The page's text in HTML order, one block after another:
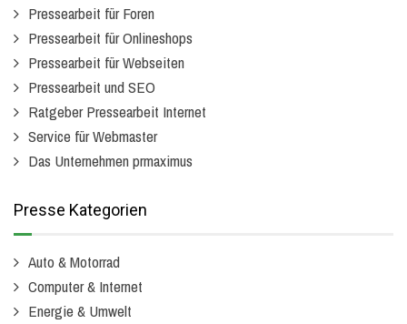
Pressearbeit für Foren
Pressearbeit für Onlineshops
Pressearbeit für Webseiten
Pressearbeit und SEO
Ratgeber Pressearbeit Internet
Service für Webmaster
Das Unternehmen prmaximus
Presse Kategorien
Auto & Motorrad
Computer & Internet
Energie & Umwelt